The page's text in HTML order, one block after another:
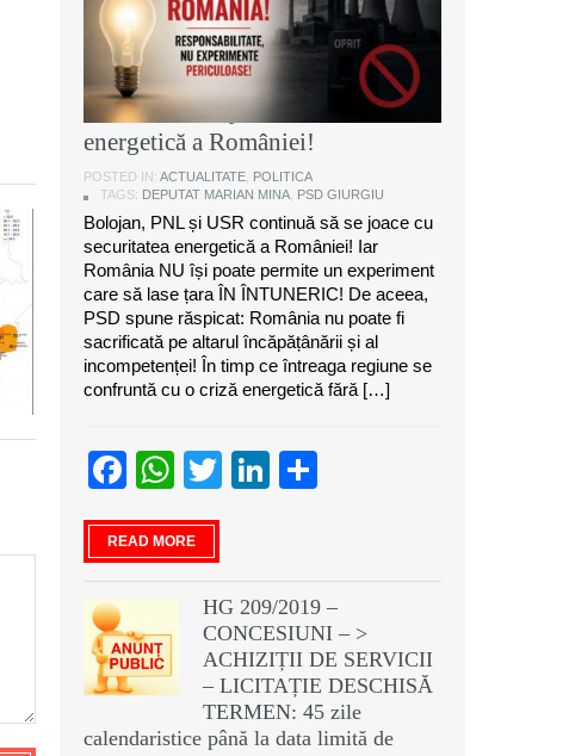
Marian Mina, deputat PSD de
Giurgiu: Bolojan, PNL și USR
continuă să se joace cu securitatea
energetică a României!
POSTED IN: ACTUALITATE POLITICA
TAGS: DEPUTAT MARIAN MINA PSD GIURGIU
Bolojan, PNL și USR continuă să se joace cu
securitatea energetică a României! Iar
România NU își poate permite un experiment
care să lase țara ÎN ÎNTUNERIC! De aceea,
PSD spune răspicat: România nu poate fi
sacrificată pe altarul încăpățânării și al
incompetenței! În timp ce întreaga regiune se
confruntă cu o criză energetică fără […]
Facebook
WhatsApp
TwitterLinkedIn
READ MORE
HG 209/2019 –
CONCESIUNI – >
ACHIZIȚII DE SERVICII
– LICITAȚIE DESCHISĂ
TERMEN: 45 zile
calendaristice până la data limită de